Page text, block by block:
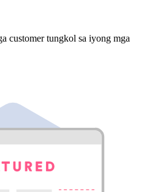
customer tungkol sa iyong mga